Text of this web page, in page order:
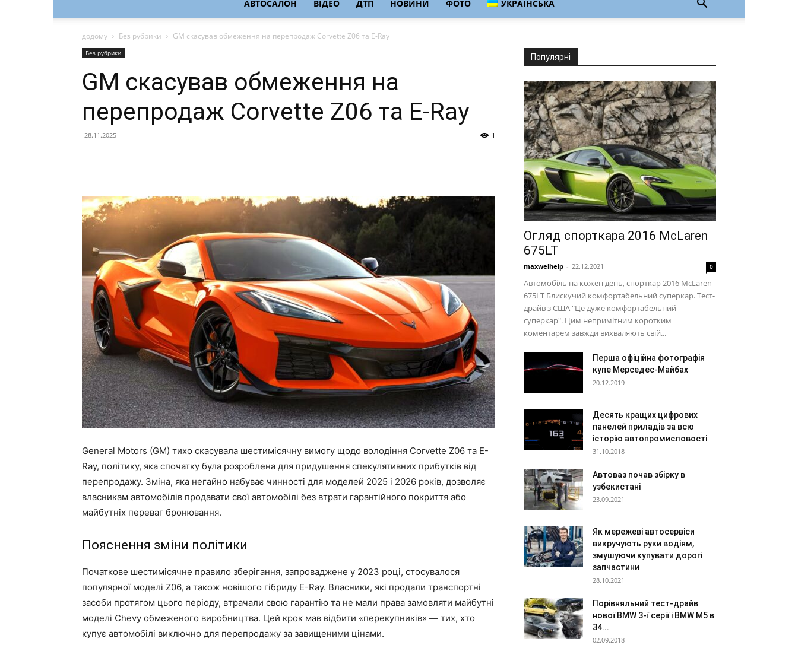
АВТОСАЛОН ВІДЕО ДТП НОВИНИ ФОТО УКРАЇНСЬКА
додому Без рубрики GM скасував обмеження на перепродаж Corvette Z06 та E-Ray
Без рубрики
GM скасував обмеження на
перепродаж Corvette Z06 та E-Ray
28.11.2025 1
General Motors (GM) тихо скасувала шестимісячну вимогу щодо володіння Corvette Z06 та E-
Ray, політику, яка спочатку була розроблена для придушення спекулятивних прибутків від
перепродажу. Зміна, яка негайно набуває чинності для моделей 2025 і 2026 років, дозволяє
власникам автомобілів продавати свої автомобілі без втрати гарантійного покриття або
майбутніх переваг бронювання.
Пояснення зміни політики
Початкове шестимісячне правило зберігання, запроваджене у 2023 році, стосувалося
популярної моделі Z06, а також новішого гібриду E-Ray. Власники, які продали транспортні
засоби протягом цього періоду, втрачали свою гарантію та не мали права замовляти майбутні
моделі Chevy обмеженого виробництва. Цей крок мав відбити «перекупників» — тих, хто
купує автомобілі виключно для перепродажу за завищеними цінами.
Популярні
Огляд спорткара 2016 McLaren
675LT
maxwelhelp - 22.12.2021 0
Автомобіль на кожен день, спорткар 2016 McLaren
675LT Блискучий комфортабельний суперкар. Тест-
драйв з США "Це дуже комфортабельний
суперкар". Цим непримітним коротким
коментарем завжди вихваляють свій...
Перша офіційна фотографія
купе Мерседес-Майбах
20.12.2019
Десять кращих цифрових
панелей приладів за всю
історію автопромисловості
31.10.2018
Автоваз почав збірку в
узбекистані
23.09.2021
Як мережеві автосервіси
викручують руки водіям,
змушуючи купувати дорогі
запчастини
28.10.2021
Порівняльний тест-драйв
нової BMW 3-ї серії і BMW M5 в
34...
02.09.2018